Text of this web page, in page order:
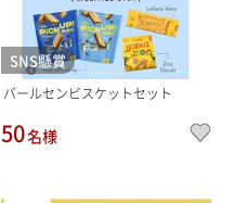
SNS懸賞
バールセンビスケットセット
50名様